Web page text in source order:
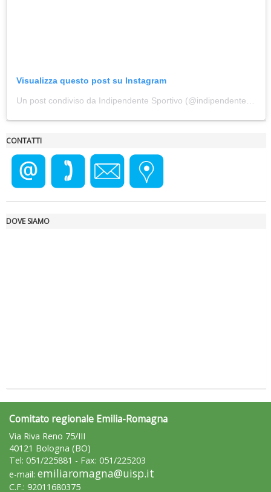
Visualizza questo post su Instagram
Un post condiviso da Indipendente Sportivo (@indipendente_sportivo)
CONTATTI
DOVE SIAMO
Comitato regionale Emilia-Romagna
Via Riva Reno 75/III
40121 Bologna (BO)
Tel: 051/225881 - Fax: 051/225203
e-mail: emiliaromagna@uisp.it
C.F.: 92011680375